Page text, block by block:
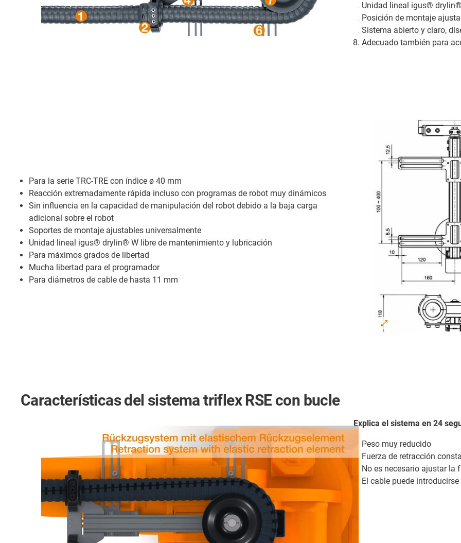
Unidad lineal igus®
Posición de montaje
Sistema abierto y claro,
Adecuado también para
Para la serie TRC-TRE con índice ø 40 mm
Reacción extremadamente rápida incluso con programas de robot muy dinámicos
Sin influencia en la capacidad de manipulación del robot debido a la baja carga
adicional sobre el robot
Soportes de montaje ajustables universalmente
Unidad lineal igus® drylin® W libre de mantenimiento y lubricación
Para máximos grados de libertad
Mucha libertad para el programador
Para diámetros de cable de hasta 11 mm
Características del sistema triflex RSE con bucle
Explica el sistema en 24
Peso muy reducido
Fuerza de retracción
No es necesario ajustar la
El cable puede